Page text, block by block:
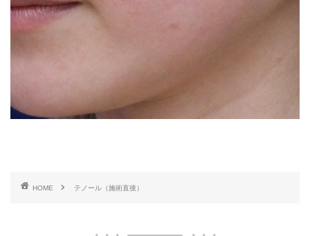
HOME テノール（施術直後）